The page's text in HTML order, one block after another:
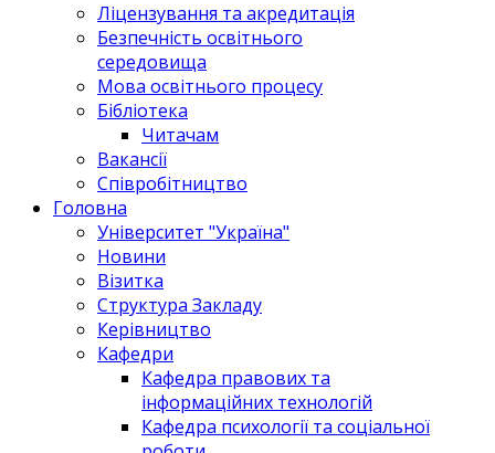
Ліцензування та акредитація
Безпечність освітнього
середовища
Мова освітнього процесу
Бібліотека
Читачам
Вакансії
Співробітництво
Головна
Університет "Україна"
Новини
Візитка
Структура Закладу
Керівництво
Кафедри
Кафедра правових та
інформаційних технологій
Кафедра психології та соціальної